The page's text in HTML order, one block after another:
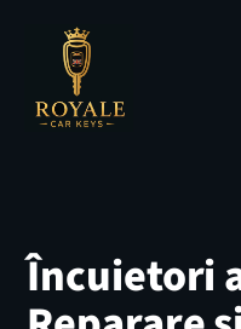
Încuietori